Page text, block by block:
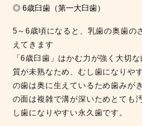
◎ 6歳臼歯（第一大臼歯）
5～6歳頃になると、乳歯の奥歯の
えてきます
「6歳臼歯」はかむ力が強く大切
質が未熟なため、むし歯になりや
の歯は奥に生えているため歯みが
の面は複雑で溝が深いためとても
し歯になりやすい永久歯です。